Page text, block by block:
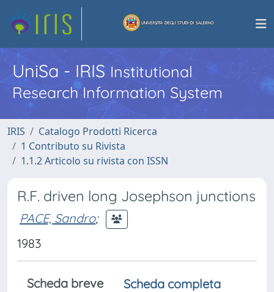
UniSa - IRISInstitutional
Research Information System
IRIS
Catalogo Prodotti Ricerca
1 Contributo su Rivista
1.1.2 Articolo su rivista con ISSN
R.F. driven long Josephson junctions
PACE, Sandro;
1983
Scheda breve
Scheda completa